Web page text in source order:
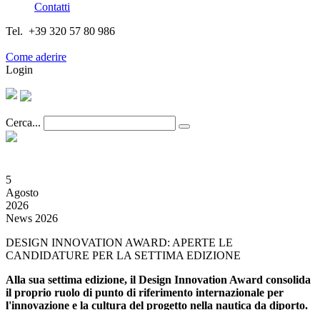
Contatti
Tel. +39 320 57 80 986
Come aderire
Login
Cerca...
5
Agosto
2026
News 2026
DESIGN INNOVATION AWARD: APERTE LE
CANDIDATURE PER LA SETTIMA EDIZIONE
Alla sua settima edizione, il Design Innovation Award consolida
il proprio ruolo di punto di riferimento internazionale per
l'innovazione e la cultura del progetto nella nautica da diporto.